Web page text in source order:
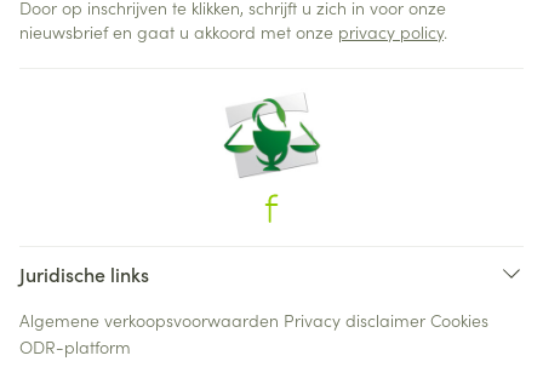
Door op inschrijven te klikken, schrijft u zich in voor onze
nieuwsbrief en gaat u akkoord met onze privacy policy.
Juridische links
Algemene verkoopsvoorwaarden Privacy disclaimer Cookies
ODR-platform